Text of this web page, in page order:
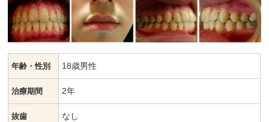
年齢・性別 18歳男性
治療期間 2年
抜歯 なし